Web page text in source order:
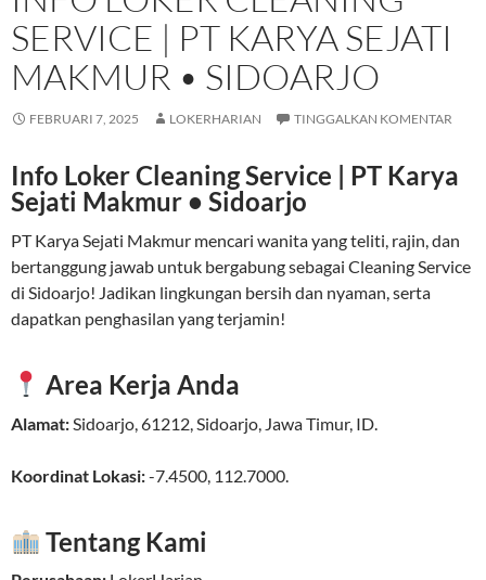
SERVICE | PT KARYA SEJATI
MAKMUR • SIDOARJO
FEBRUARI 7, 2025 LOKERHARIAN TINGGALKAN KOMENTAR
Info Loker Cleaning Service | PT Karya
Sejati Makmur • Sidoarjo
PT Karya Sejati Makmur mencari wanita yang teliti, rajin, dan
bertanggung jawab untuk bergabung sebagai Cleaning Service
di Sidoarjo! Jadikan lingkungan bersih dan nyaman, serta
dapatkan penghasilan yang terjamin!
Area Kerja Anda
Alamat: Sidoarjo 61212 Sidoarjo Jawa Timur, ID
Koordinat Lokasi:-7.4500 112.7000
Tentang Kami